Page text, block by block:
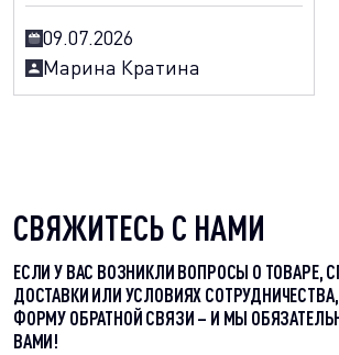
09.07.2026
Марина Кратина
СВЯЖИТЕСЬ С НАМИ
ЕСЛИ У ВАС ВОЗНИКЛИ ВОПРОСЫ О ТОВАРЕ,
ДОСТАВКИ ИЛИ УСЛОВИЯХ
ФОРМУ ОБРАТНОЙ СВЯЗИ – И МЫ
ВАМИ!